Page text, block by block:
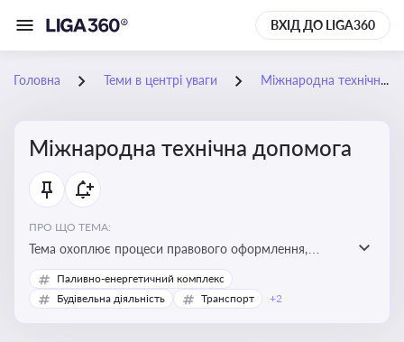
ВХІД ДО LIGA360
Головна Теми в центрі уваги Міжнародна технічна допомога
Міжнародна технічна допомога
ПРО ЩО ТЕМА:
Тема охоплює процеси правового оформлення,
адміністрування і контролю технічної допомоги, що
надається Україні з-за кордону, і є критично
Паливно-енергетичний комплекс
Будівельна діяльність
Транспорт +2